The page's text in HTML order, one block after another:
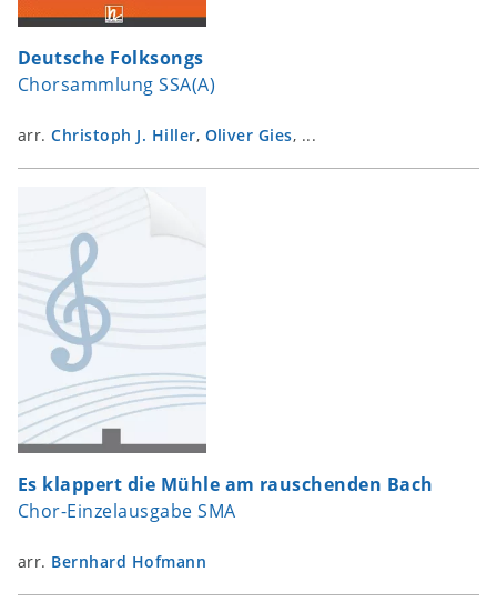
Deutsche Folksongs
Chorsammlung SSA(A)
arr.Christoph J. Hiller, Oliver Gies, ...
Es klappert die Mühle am rauschenden Bach
Chor-Einzelausgabe SMA
arr. Bernhard Hofmann